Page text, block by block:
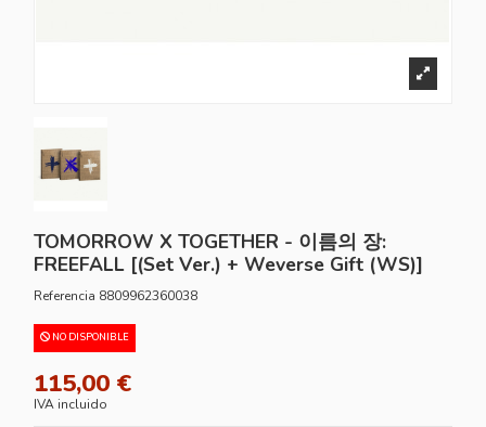
TOMORROW X TOGETHER - 이름의 장:
FREEFALL [(Set Ver.) + Weverse Gift (WS)]
Referencia 8809962360038
NO DISPONIBLE
115,00 €
IVA incluido